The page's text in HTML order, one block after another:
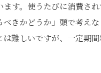
す。使うたびに消費さ
きかどうか」頭で考え
難しいですが、一定期